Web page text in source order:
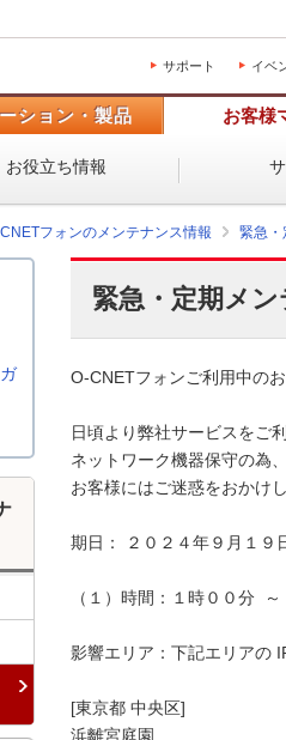
サポート イベ
ション・製品 お客様
お役立ち情報
フォンのメンテナンス情報 緊急・
緊急・定期メ
O-CNETフォンご利用中の
日頃より弊社サービスをご
ネットワーク機器保守の為
お客様にはご迷惑をおかけ
期日： ２０２４年９月１９
（１）時間：１時００分
影響エリア：下記エリアの
[東京都 中央区]
浜離宮庭園